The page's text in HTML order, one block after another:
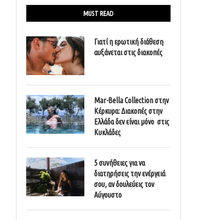
MUST READ
Γιατί η ερωτική διάθεση
αυξάνεται στις διακοπές
Mar-Bella Collection στην
Κέρκυρα: Διακοπές στην
Ελλάδα δεν είναι μόνο στις
Κυκλάδες
5 συνήθειες για να
διατηρήσεις την ενέργειά
σου, αν δουλεύεις τον
Αύγουστο